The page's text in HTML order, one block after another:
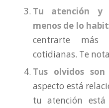
Tu atención y
menos de lo
centrarte más
cotidianas. Te
Tus olvidos
aspecto está
tu atención